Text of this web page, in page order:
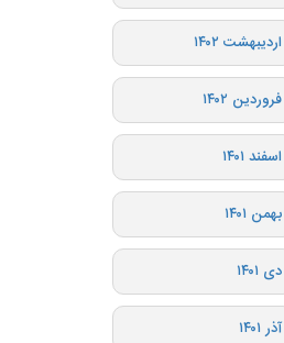
اردیبهشت ۱۴۰۲
فروردین ۱۴۰۲
اسفند ۱۴۰۱
بهمن ۱۴۰۱
دی ۱۴۰۱
آذر ۱۴۰۱